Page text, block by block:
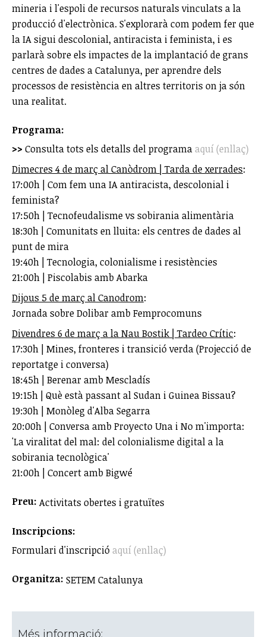
mineria i l'espoli de recursos naturals vinculats a la
producció d'electrònica. S'explorarà com podem fer que
la IA sigui descolonial, antiracista i feminista, i es
parlarà sobre els impactes de la implantació de grans
centres de dades a Catalunya, per aprendre dels
processos de resistència en altres territoris on ja són
una realitat.
Programa:
>> Consulta tots els detalls del programa aquí (enllaç)
Dimecres 4 de març al Canòdrom | Tarda de xerrades:
17:00h | Com fem una IA antiracista, descolonial i
feminista?
17:50h | Tecnofeudalisme vs sobirania alimentària
18:30h | Comunitats en lluita: els centres de dades al
punt de mira
19:40h | Tecnologia, colonialisme i resistències
21:00h | Piscolabis amb Abarka
Dijous 5 de març al Canodrom:
Jornada sobre Dolibar amb Femprocomuns
Divendres 6 de març a la Nau Bostik | Tardeo Crític:
17:30h | Mines, fronteres i transició verda (Projecció de
reportatge i conversa)
18:45h | Berenar amb Mescladís
19:15h | Què està passant al Sudan i Guinea Bissau?
19:30h | Monòleg d'Alba Segarra
20:00h | Conversa amb Proyecto Una i No m'importa:
'La viralitat del mal: del colonialisme digital a la
sobirania tecnològica'
21:00h | Concert amb Bigwé
Preu: Activitats obertes i gratuïtes
Inscripcions:
Formulari d'inscripció aquí (enllaç)
Organitza: SETEM Catalunya
Més informació: